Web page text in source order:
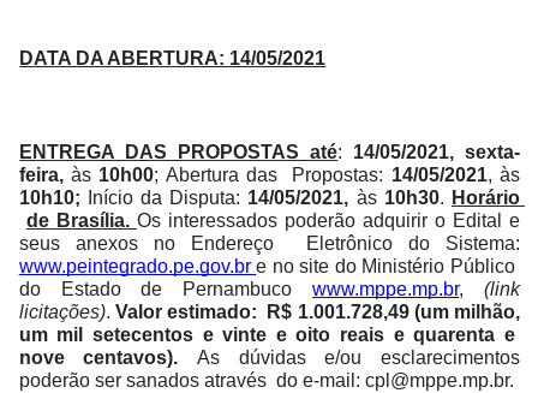
DATA DA ABERTURA: 14/05/2021
ENTREGA DAS PROPOSTAS até: 14/05/2021, sexta-
feira, às 10h00; Abertura das  Propostas: 14/05/2021
10h10;
Início da Disputa: 14/05/2021, às 10h30.
de Brasília. Os interessados poderão adquirir o Edital e
www.peintegrado.pe.gov.br e no site do Ministério Público
do Estado de Pernambuco www.mppe.mp.br, (link
licitações). Valor estimado:  R$ 1.001.728,49 (um milhão,
um mil setecentos e vinte e oito reais e quarenta e
nove centavos). As dúvidas e/ou esclarecimentos
poderão ser sanados através  do e-mail: cpl@mppe.mp.br.